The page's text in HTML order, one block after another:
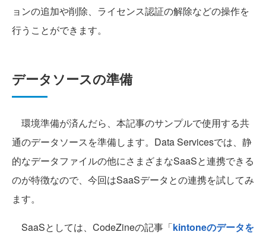
ョンの追加や削除、ライセンス認証の解除などの操作を
行うことができます。
データソースの準備
環境準備が済んだら、本記事のサンプルで使用する共
通のデータソースを準備します。Data Servicesでは、静
的なデータファイルの他にさまざまなSaaSと連携できる
のが特徴なので、今回はSaaSデータとの連携を試してみ
ます。
SaaSとしては、CodeZineの記事「kintoneのデータを